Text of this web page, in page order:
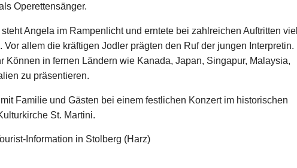
Operettensänger.
Angela im Rampenlicht und erntete bei zahlreichen Auftritten viel
allem die kräftigen Jodler prägten den Ruf der jungen Interpretin.
Können in fernen Ländern wie Kanada, Japan, Singapur, Malaysia,
zu präsentieren.
Familie und Gästen bei einem festlichen Konzert im historischen
St. Martini.
Information in Stolberg (Harz)